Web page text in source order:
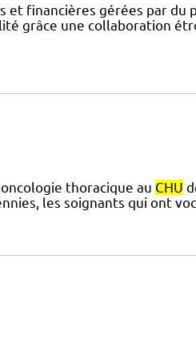
et financières gérées par du
grâce une collaboration
thoracique au CHU
les soignants qui ont